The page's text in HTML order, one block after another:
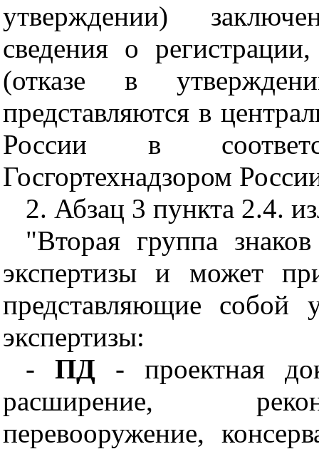
утверждении)
сведения о
(отказе в
представляются в
России в
Госгортехнадзором
2. Абзац 3 пункта 2.4.
"Вторая группа
экспертизы и может
представляющие собой
экспертизы:
-ПД - проектная
расширение,
перевооружение,